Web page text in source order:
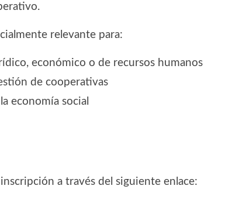
relevante para:
económico o de recursos humanos
de cooperativas
economía social
a través del siguiente enlace: